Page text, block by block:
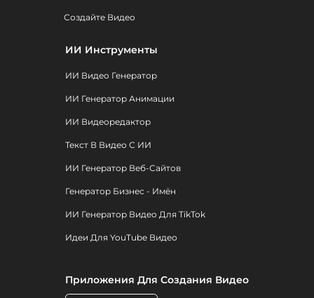
Создайте Видео
ИИ Инструменты
ИИ Видео Генератор
ИИ Генератор Анимации
ИИ Видеоредактор
Текст В Видео С ИИ
ИИ Генератор Веб-Сайтов
Генератор Бизнес - Имён
ИИ Генератор Видео Для TikTok
Идеи Для YouTube Видео
Приложения Для Создания Видео